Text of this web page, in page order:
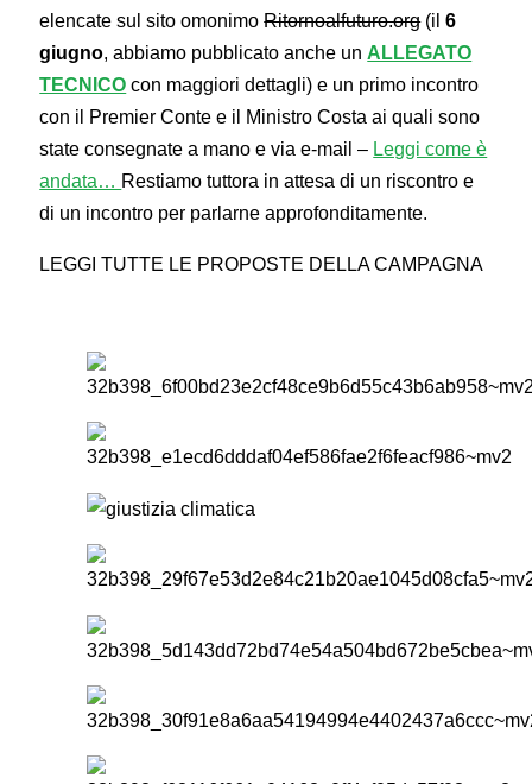
elencate sul sito omonimoRitornoalfuturo.org(il6
giugno, abbiamo pubblicato anche un ALLEGATO
TECNICO con maggiori dettagli) e un primo incontro
con il Premier Conte e il Ministro Costa ai quali sono
state consegnate a mano e via e-mail – Leggi come è
andata… Restiamo tuttora in attesa di un riscontro e
di un incontro per parlarne approfonditamente.
LEGGI TUTTE LE PROPOSTE DELLA CAMPAGNA